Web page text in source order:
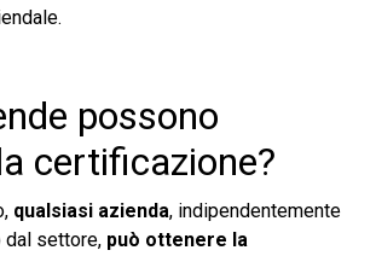
possono
certificazione?
qualsiasi azienda, indipendentemente
dal settore, può ottenere la